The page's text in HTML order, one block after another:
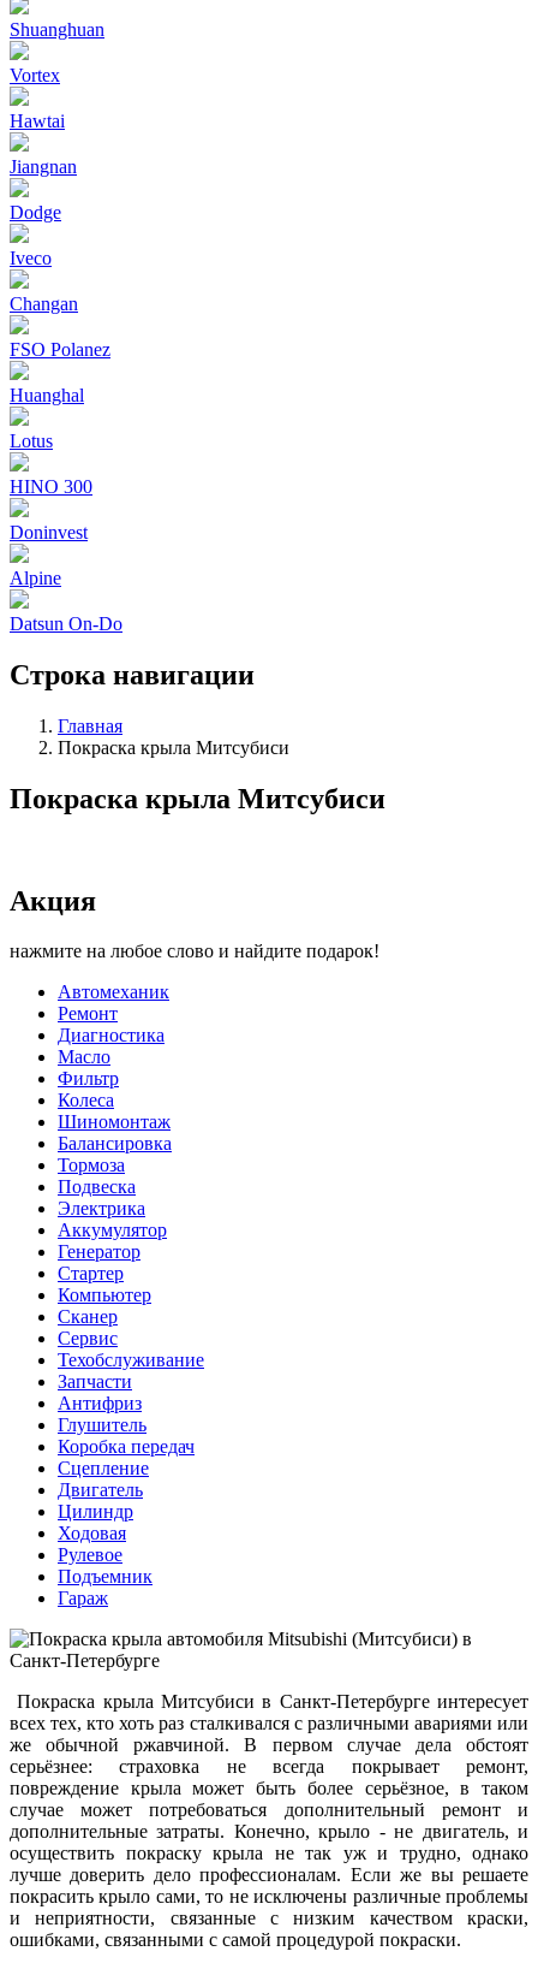
Shuanghuan
Vortex
Hawtai
Jiangnan
Dodge
Iveco
Changan
FSO Polanez
Huanghal
Lotus
HINO 300
Doninvest
Alpine
Datsun On-Do
Строка навигации
Главная
Покраска крыла Митсубиси
Покраска крыла Митсубиси
Акция
нажмите на любое слово и найдите подарок!
Автомеханик
Ремонт
Диагностика
Масло
Фильтр
Колеса
Шиномонтаж
Балансировка
Тормоза
Подвеска
Электрика
Аккумулятор
Генератор
Стартер
Компьютер
Сканер
Сервис
Техобслуживание
Запчасти
Антифриз
Глушитель
Коробка передач
Сцепление
Двигатель
Цилиндр
Ходовая
Рулевое
Подъемник
Гараж
Покраска крыла Митсубиси в Санкт-Петербурге интересует
всех тех, кто хоть раз сталкивался с различными авариями или
же обычной ржавчиной. В первом случае дела обстоят
серьёзнее: страховка не всегда покрывает ремонт,
повреждение крыла может быть более серьёзное, в таком
случае может потребоваться дополнительный ремонт и
дополнительные затраты. Конечно, крыло - не двигатель, и
осуществить покраску крыла не так уж и трудно, однако
лучше доверить дело профессионалам. Если же вы решаете
покрасить крыло сами, то не исключены различные проблемы
и неприятности, связанные с низким качеством краски,
ошибками, связанными с самой процедурой покраски.